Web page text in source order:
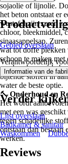
sojaolie of lijnolie.
het beton ontstaat er
wastafel zijn zuren
chloor, bleekmiddel,
sinaasappelsap.
wat tot doffe
schoon te maken
een beschermende
bijtende stoffen in
water de beste optie.
🔨Onderhoud en
Het wordt
met een was
tegen schadelijke
ontstaan dan bestaan
werken.
Gebied overslaan
Verantwoordelijk
Informatie van de
Verder
Lijst overslaan
Badkamer & sanitair
Waskommen
Reviews